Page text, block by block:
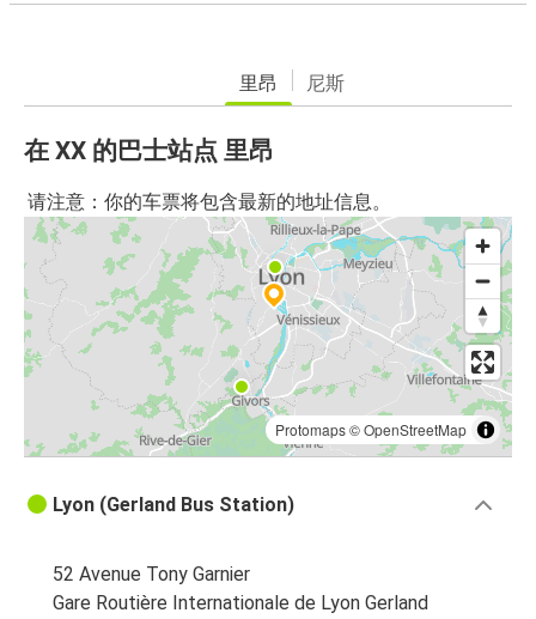
里昂 尼斯
在 XX 的巴士站点 里昂
请注意：你的车票将包含最新的地址信息。
Protomaps©OpenStreetMap
Lyon (Gerland Bus Station)
52 Avenue Tony Garnier
Gare Routière Internationale de Lyon Gerland